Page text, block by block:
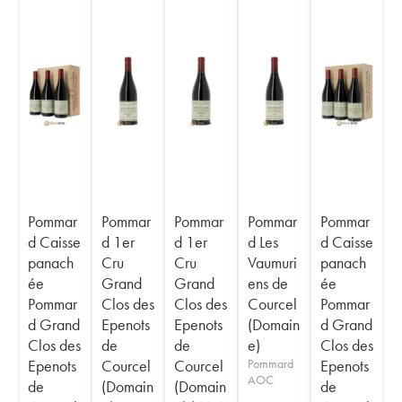
Pommar
d Caisse
panach
ée
Pommar
d Grand
Clos des
Epenots
de
Pommar
d 1er
Cru
Grand
Clos des
Epenots
de
Courcel
(Domain
Pommar
d 1er
Cru
Grand
Clos des
Epenots
de
Courcel
(Domain
Pommar
d Les
Vaumuri
ens de
Courcel
(Domain
e)
Pommard
AOC
Pommar
d Caisse
panach
ée
Pommar
d Grand
Clos des
Epenots
de